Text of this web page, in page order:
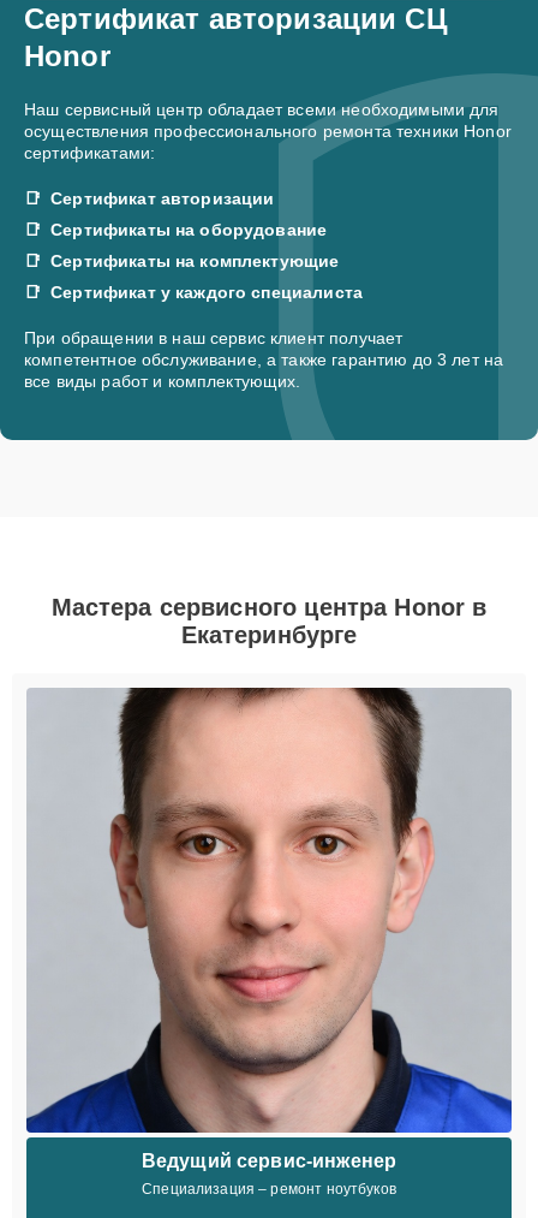
Сертификат авторизации СЦ
Honor
Наш сервисный центр обладает всеми необходимыми для
осуществления профессионального ремонта техники Honor
сертификатами:
Сертификат авторизации
Сертификаты на оборудование
Сертификаты на комплектующие
Сертификат у каждого специалиста
При обращении в наш сервис клиент получает
компетентное обслуживание, а также гарантию до 3 лет на
все виды работ и комплектующих.
Мастера сервисного центра Honor в
Екатеринбурге
Ведущий сервис-инженер
Специализация – ремонт ноутбуков